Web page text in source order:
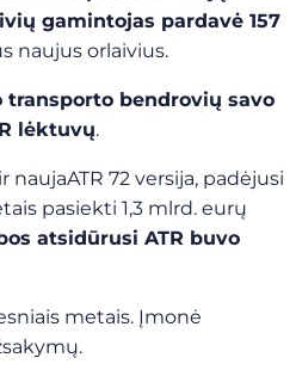
gamintojas pardavė 157
naujus orlaivius.
transporto bendrovių savo
lėktuvų.
72 versija, padėjusi
pasiekti 1,3 mlrd. eurų
atsidūrusi ATR buvo
metais. Įmonė